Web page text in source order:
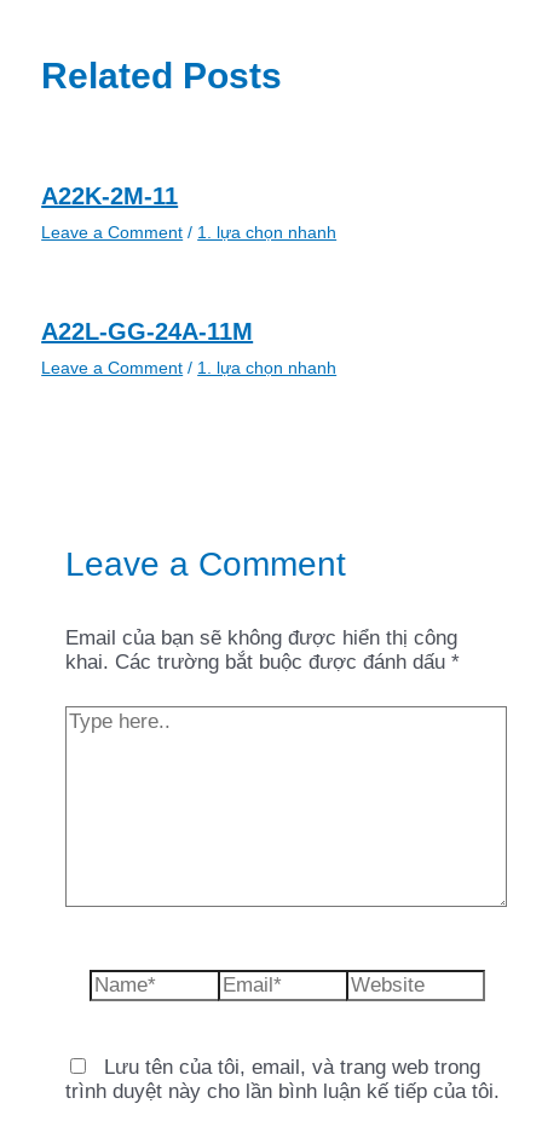
Related Posts
A22K-2M-11
Leave a Comment / 1. lựa chọn nhanh
A22L-GG-24A-11M
Leave a Comment / 1. lựa chọn nhanh
Leave a Comment
Email của bạn sẽ không được hiển thị công
khai. Các trường bắt buộc được đánh dấu *
Type
here..
Name* Email* Website
Lưu tên của tôi, email, và trang web trong
trình duyệt này cho lần bình luận kế tiếp của tôi.